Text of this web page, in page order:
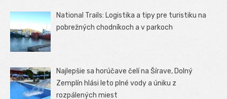
National Trails: Logistika a tipy pre turistiku na
pobrežných chodníkoch a v parkoch
Najlepšie sa horúčave čelí na Šírave, Dolný
Zemplín hlási leto plné vody a úniku z
rozpálených miest